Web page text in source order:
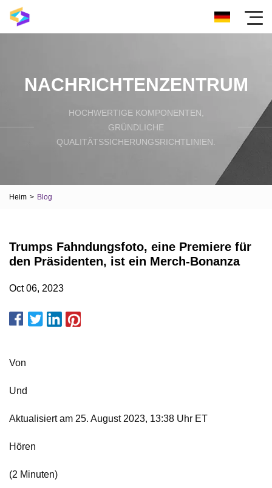
NACHRICHTENZENTRUM
HOCHWERTIGE KOMPONENTEN,
GRÜNDLICHE
QUALITÄTSSICHERUNGSRICHTLINIEN.
Heim > Blog
Trumps Fahndungsfoto, eine Premiere für
den Präsidenten, ist ein Merch-Bonanza
Oct 06, 2023
Von
Und
Aktualisiert am 25. August 2023, 13:38 Uhr ET
Hören
(2 Minuten)